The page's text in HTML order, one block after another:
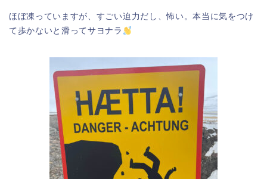
ほぼ凍っていますが、すごい迫力だし、怖い。本当に気をつけ
て歩かないと滑ってサヨナラ